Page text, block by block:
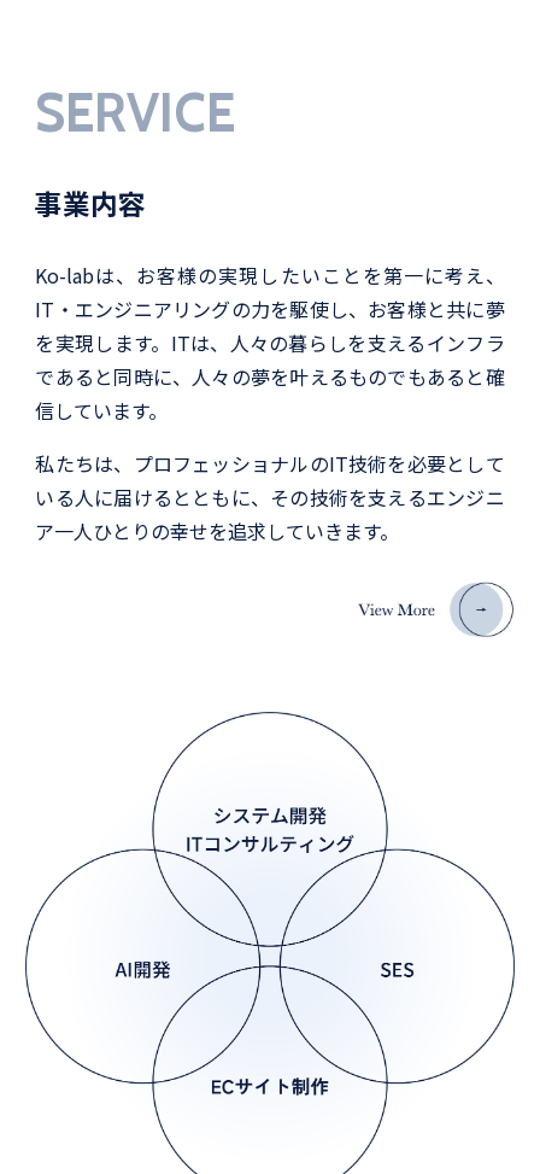
SERVICE
事業内容
Ko-labは、お客様の実現したいことを第一に考え、
IT・エンジニアリングの力を駆使し、お客様と共に夢
を実現します。ITは、人々の暮らしを支えるインフラ
であると同時に、人々の夢を叶えるものでもあると確
信しています。
私たちは、プロフェッショナルのIT技術を必要として
いる人に届けるとともに、その技術を支えるエンジニ
ア一人ひとりの幸せを追求していきます。